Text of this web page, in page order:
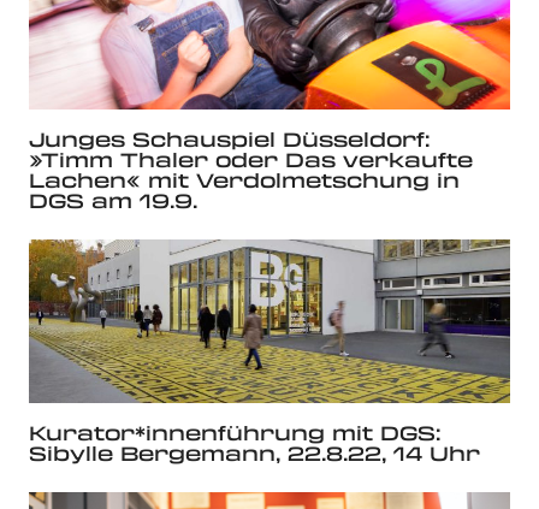
Junges Schauspiel Düsseldorf:
»Timm Thaler oder Das verkaufte
Lachen« mit Verdolmetschung in
DGS am 19.9.
Kurator*innenführung mit DGS:
Sibylle Bergemann, 22.8.22, 14 Uhr